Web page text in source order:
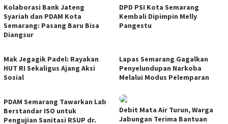
Kolaborasi Bank Jateng
Syariah dan PDAM Kota
Semarang: Pasang Baru Bisa
Diangsur
DPD PSI Kota Semarang
Kembali Dipimpin Melly
Pangestu
Mak Jegagik Padel: Rayakan
HUT RI Sekaligus Ajang Aksi
Sosial
Lapas Semarang Gagalkan
Penyelundupan Narkoba
Melalui Modus Pelemparan
PDAM Semarang Tawarkan Lab
Berstandar ISO untuk
Pengujian Sanitasi RSUP dr.
Debit Mata Air Turun, Warga
Jabungan Terima Bantuan